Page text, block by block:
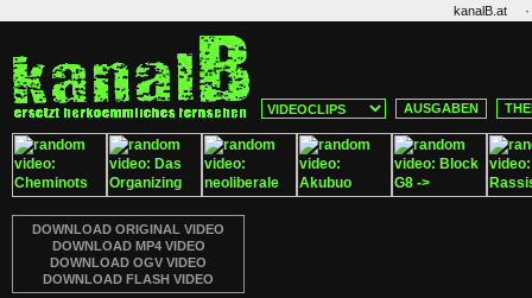
kanalB.at ·
AUSGABEN
DOWNLOAD ORIGINAL VIDEO
DOWNLOAD MP4 VIDEO
DOWNLOAD OGV VIDEO
DOWNLOAD FLASH VIDEO